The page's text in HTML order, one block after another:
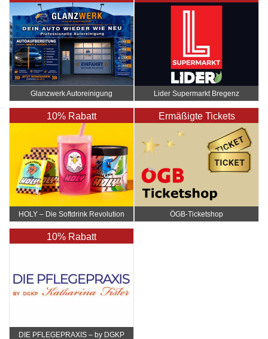
Glanzwerk Autoreinigung Lider Supermarkt Bregenz
10% Rabatt
HOLY – Die Softdrink Revolution
Ermäßigte Tickets
ÖGB-Ticketshop
10% Rabatt
DIE PFLEGEPRAXIS – by DGKP